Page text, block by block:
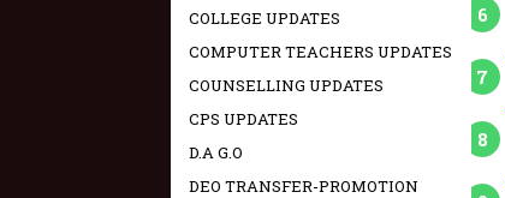
COLLEGE UPDATES
COMPUTER TEACHERS UPDATES
COUNSELLING UPDATES
CPS UPDATES
D.A G.O
DEO TRANSFER-PROMOTION